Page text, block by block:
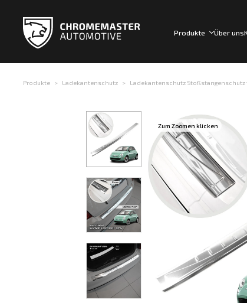
Produkte Über uns
Produkte Ladekantenschutz Ladekantenschutz Stoßstangenschutz
Zum Zoomen klicken